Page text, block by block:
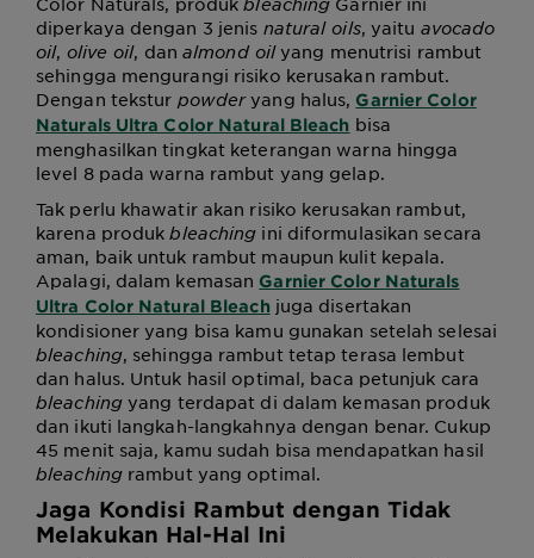
diperkaya dengan 3 jenis natural oils, yaitu avocado
oil, olive oil, danalmond oilyang menutrisi rambut
sehingga mengurangi risiko kerusakan rambut.
Dengan tekstur powderyang halus, Garnier Color
Naturals Ultra Color Natural Bleach bisa
menghasilkan tingkat keterangan warna hingga
level 8 pada warna rambut yang gelap.
Tak perlu khawatir akan risiko kerusakan rambut,
karena produkbleaching ini diformulasikan secara
aman, baik untuk rambut maupun kulit kepala.
Apalagi, dalam kemasan Garnier Color Naturals
Ultra Color Natural Bleach juga disertakan
kondisioner yang bisa kamu gunakan setelah selesai
bleaching, sehingga rambut tetap terasa lembut
dan halus. Untuk hasil optimal, baca petunjuk cara
bleachingyang terdapat di dalam kemasan produk
dan ikuti langkah-langkahnya dengan benar. Cukup
45 menit saja, kamu sudah bisa mendapatkan hasil
bleachingrambut yang optimal.
Jaga Kondisi Rambut dengan Tidak
Melakukan Hal-Hal Ini